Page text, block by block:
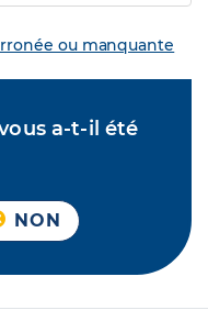
ou manquante
a-t-il été
NON